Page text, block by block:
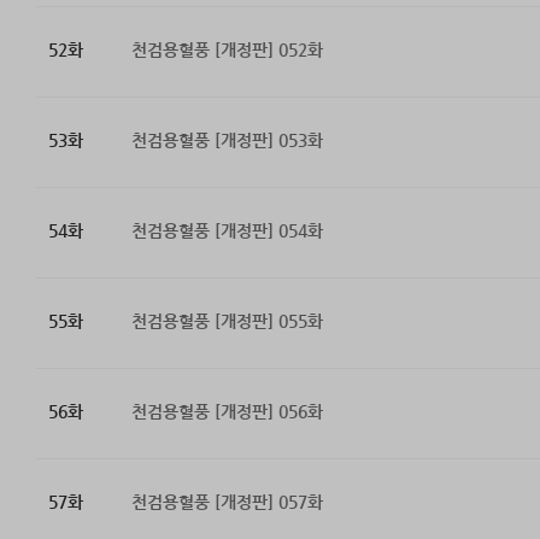
52화 천검용혈풍 [개정판] 052화
53화 천검용혈풍 [개정판] 053화
54화 천검용혈풍 [개정판] 054화
55화 천검용혈풍 [개정판] 055화
56화 천검용혈풍 [개정판] 056화
57화 천검용혈풍 [개정판] 057화